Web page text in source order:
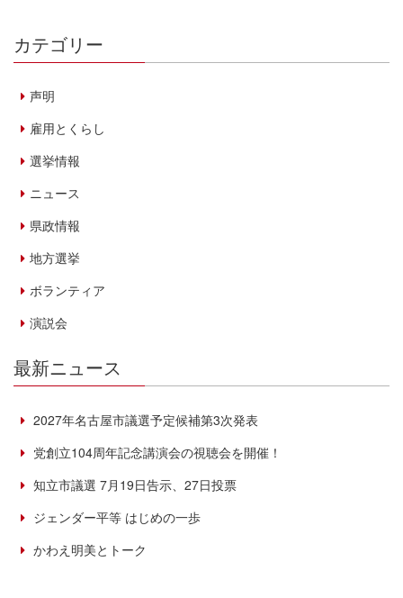
カテゴリー
声明
雇用とくらし
選挙情報
ニュース
県政情報
地方選挙
ボランティア
演説会
最新ニュース
2027年名古屋市議選予定候補第3次発表
党創立104周年記念講演会の視聴会を開催！
知立市議選 7月19日告示、27日投票
ジェンダー平等 はじめの一歩
かわえ明美とトーク